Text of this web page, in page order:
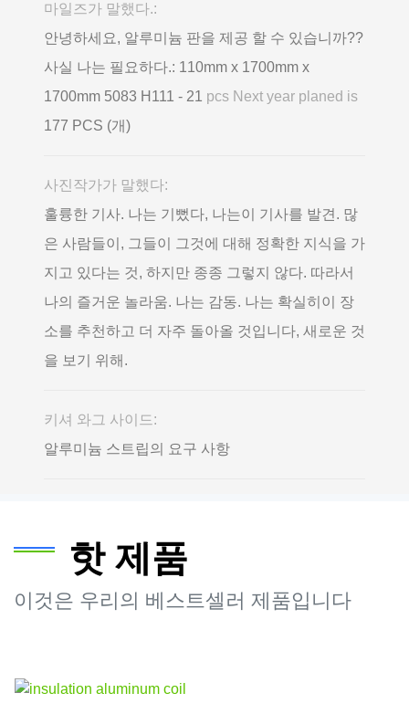
마일즈가 말했다.:
안녕하세요, 알루미늄 판을 제공 할 수 있습니까??
사실 나는 필요하다.: 110mm x 1700mm x
1700mm 5083 H111 - 21 pcs Next year planed is
177 PCS (개)
사진작가가 말했다:
훌륭한 기사. 나는 기뻤다, 나는이 기사를 발견. 많
은 사람들이, 그들이 그것에 대해 정확한 지식을 가
지고 있다는 것, 하지만 종종 그렇지 않다. 따라서
나의 즐거운 놀라움. 나는 감동. 나는 확실히이 장
소를 추천하고 더 자주 돌아올 것입니다, 새로운 것
을 보기 위해.
키셔 와그 사이드:
알루미늄 스트립의 요구 사항
핫 제품
이것은 우리의 베스트셀러 제품입니다